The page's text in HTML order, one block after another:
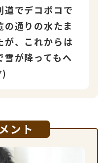
道でデコボコで
の通りの水たま
が、これからは
雪が降ってもへ
ント